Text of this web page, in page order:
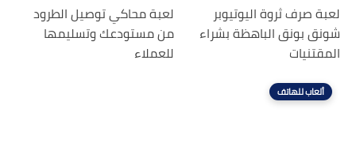
لعبة صرف ثروة اليوتيوبر
شونق بونق الباهظة بشراء
المقتنيات
لعبة محاكي توصيل الطرود
من مستودعك وتسليمها
للعملاء
ألعاب للهاتف